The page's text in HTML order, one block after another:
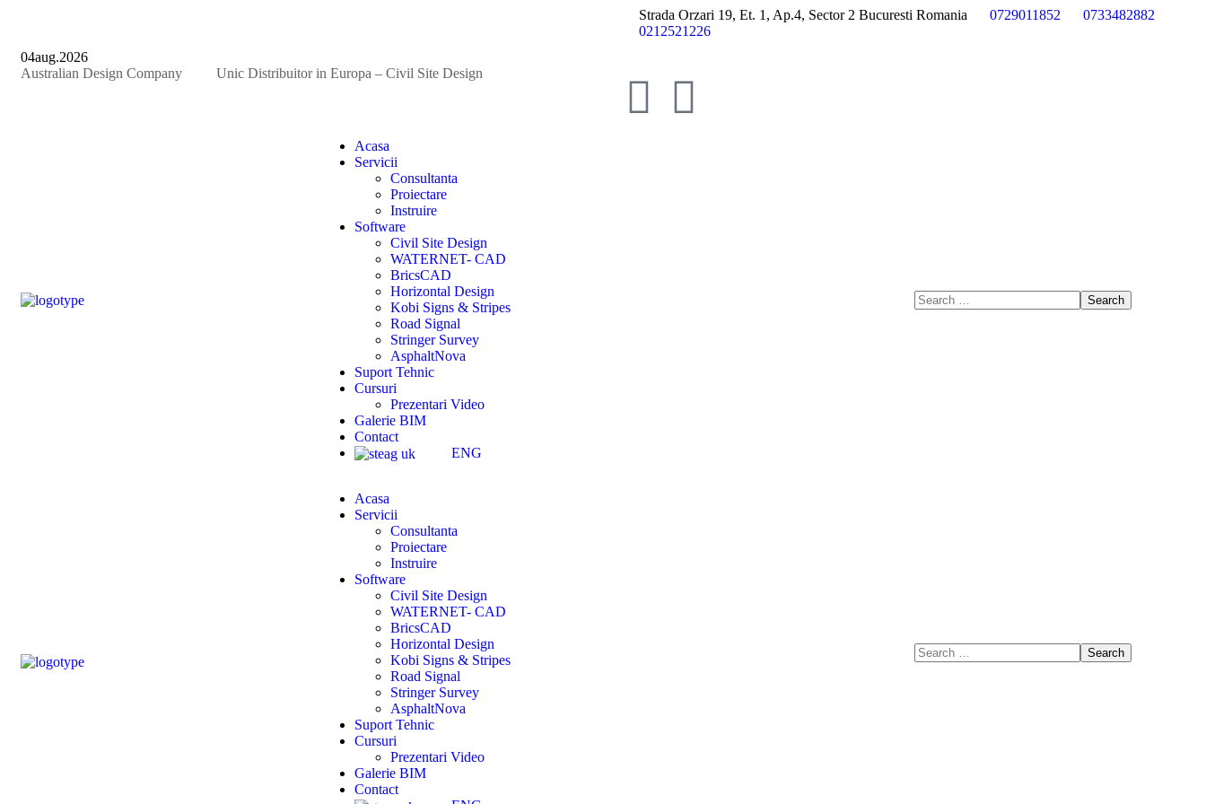
04aug.2026
Australian Design Company
Unic Distribuitor in Europa – Civil Site Design
Strada Orzari 19, Et. 1, Ap.4, Sector 2 Bucuresti Romania 0729011852
0733482882
0212521226
Acasa
Servicii
Consultanta
Proiectare
Instruire
Software
Civil Site Design
WATERNET- CAD
BricsCAD
Horizontal Design
Kobi Signs & Stripes
Road Signal
Stringer Survey
AsphaltNova
Suport Tehnic
Cursuri
Prezentari Video
Galerie BIM
Contact
ENG
Acasa
Servicii
Consultanta
Proiectare
Instruire
Software
Civil Site Design
WATERNET- CAD
BricsCAD
Horizontal Design
Kobi Signs & Stripes
Road Signal
Stringer Survey
AsphaltNova
Suport Tehnic
Cursuri
Prezentari Video
Galerie BIM
Contact